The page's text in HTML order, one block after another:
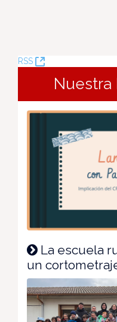
RSS
(Opens
Window)
Nuestra
La escuela
un